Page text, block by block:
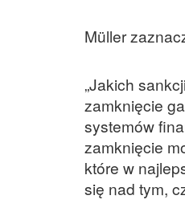
Müller
„Jakich
zamknięcie
systemów
zamknięcie
które w
się nad tym,